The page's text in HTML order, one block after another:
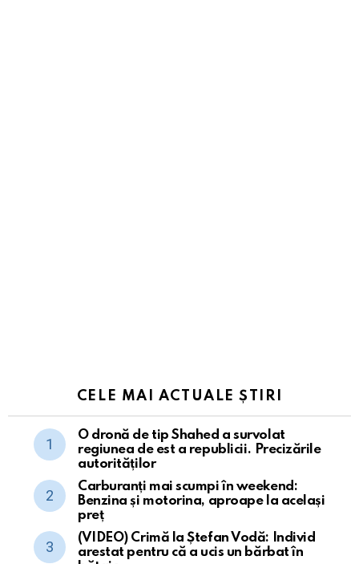
CELE MAI ACTUALE ȘTIRI
O dronă de tip Shahed a survolat
regiunea de est a republicii. Precizările
autorităților
Carburanți mai scumpi în weekend:
Benzina și motorina, aproape la același
preț
(VIDEO) Crimă la Ștefan Vodă: Individ
arestat pentru că a ucis un bărbat în